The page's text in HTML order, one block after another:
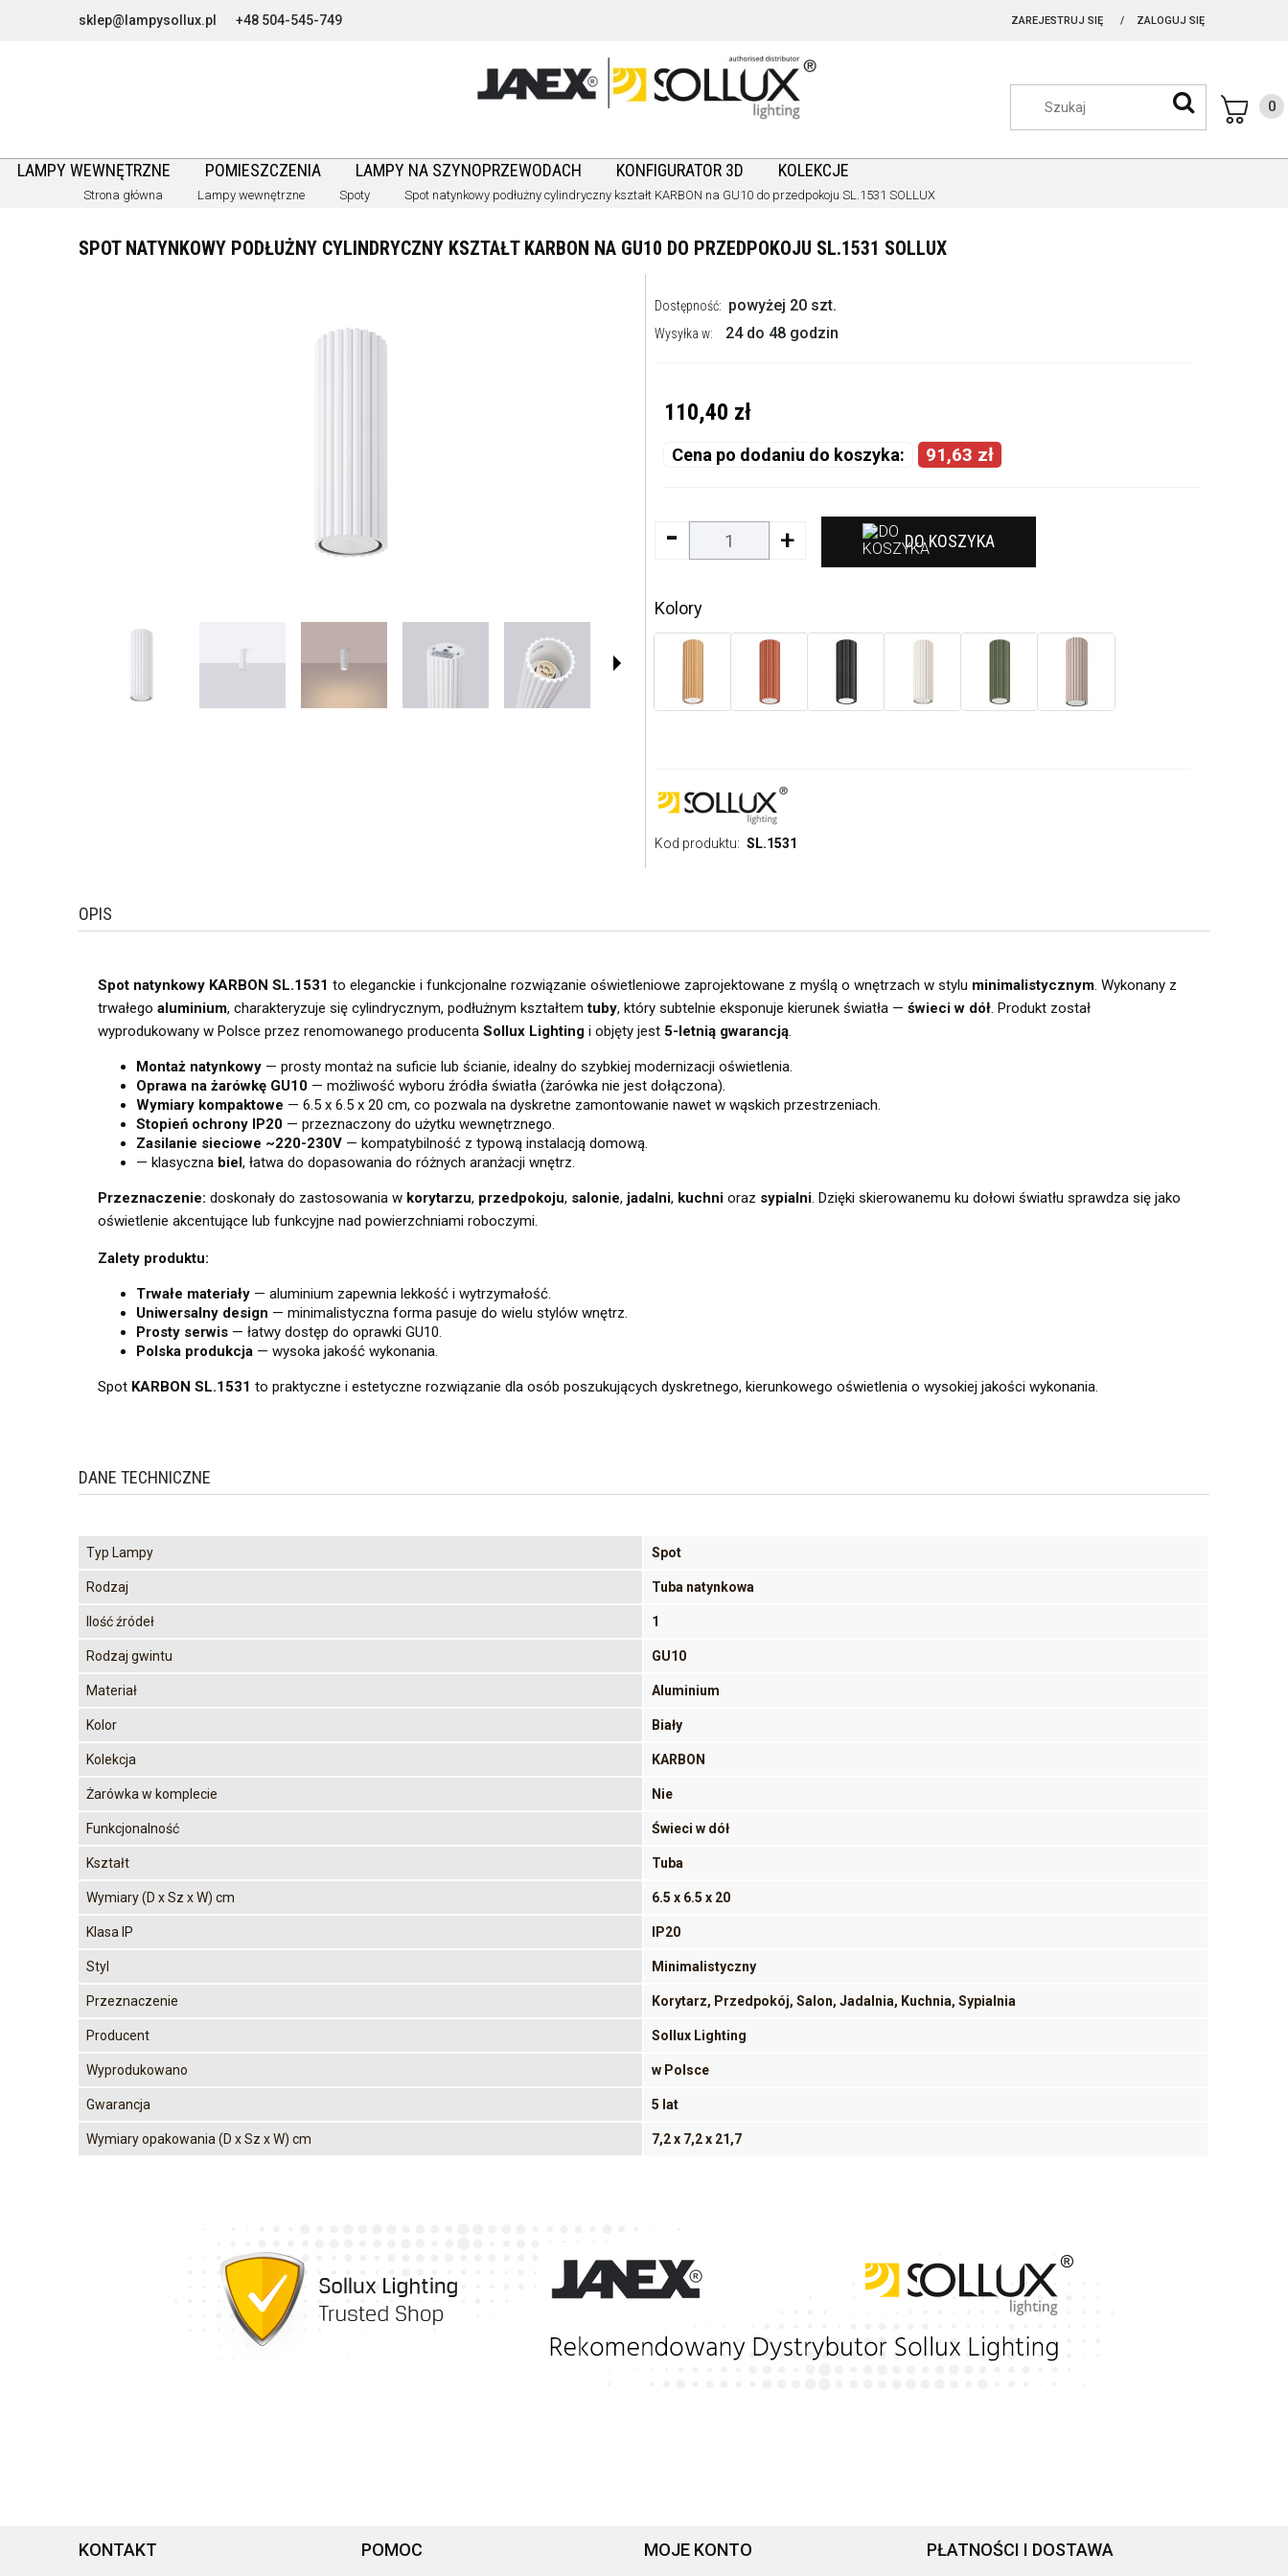
ZAREJESTRUJ SIĘ ZALOGUJ SIĘ
sklep@lampysollux.pl +48 504-545-749
LAMPY WEWNĘTRZNE POMIESZCZENIA LAMPY NA SZYNOPRZEWODACH KONFIGURATOR 3D KOLEKCJE
Strona główna Lampy wewnętrzne Spoty Spot natynkowy podłużny cylindryczny kształt KARBON na GU10 do przedpokoju SL.1531 SOLLUX
SPOT NATYNKOWY PODŁUŻNY CYLINDRYCZNY KSZTAŁT KARBON NA GU10 DO PRZEDPOKOJU SL.1531 SOLLUX
Dostępność: powyżej 20 szt.
Wysyłka w: 24 do 48 godzin
110,40 zł
Cena po dodaniu do koszyka: 91,63 zł
- + DO KOSZYKA
Kolory
Kod produktu: SL.1531
OPIS
Spot natynkowy KARBON SL.1531 to eleganckie i funkcjonalne rozwiązanie oświetleniowe zaprojektowane z myślą o wnętrzach w stylu minimalistycznym. Wykonany z
trwałego aluminium, charakteryzuje się cylindrycznym, podłużnym kształtemtuby, który subtelnie eksponuje kierunek światła — świeci w dół. Produkt został
wyprodukowany w Polsce przez renomowanego producenta Sollux Lighting i objęty jest 5-letnią gwarancją.
Montaż natynkowy — prosty montaż na suficie lub ścianie, idealny do szybkiej modernizacji oświetlenia.
Oprawa na żarówkę GU10 — możliwość wyboru źródła światła (żarówka nie jest dołączona).
Wymiary kompaktowe — 6.5 x 6.5 x 20 cm, co pozwala na dyskretne zamontowanie nawet w wąskich przestrzeniach.
Stopień ochrony IP20 — przeznaczony do użytku wewnętrznego.
Zasilanie sieciowe ~220-230V — kompatybilność z typową instalacją domową.
— klasyczna biel, łatwa do dopasowania do różnych aranżacji wnętrz.
Przeznaczenie: doskonały do zastosowania w korytarzu, przedpokoju, salonie, jadalni, kuchni oraz sypialni. Dzięki skierowanemu ku dołowi światłu sprawdza się jako
oświetlenie akcentujące lub funkcyjne nad powierzchniami roboczymi.
Zalety produktu:
Trwałe materiały — aluminium zapewnia lekkość i wytrzymałość.
Uniwersalny design — minimalistyczna forma pasuje do wielu stylów wnętrz.
Prosty serwis — łatwy dostęp do oprawki GU10.
Polska produkcja — wysoka jakość wykonania.
Spot KARBON SL.1531 to praktyczne i estetyczne rozwiązanie dla osób poszukujących dyskretnego, kierunkowego oświetlenia o wysokiej jakości wykonania.
DANE TECHNICZNE
Typ Lampy Spot
Rodzaj Tuba natynkowa
Ilość źródeł 1
Rodzaj gwintu GU10
Materiał Aluminium
Kolor Biały
Kolekcja KARBON
Żarówka w komplecie Nie
Funkcjonalność Świeci w dół
Kształt Tuba
Wymiary (D x Sz x W) cm 6.5 x 6.5 x 20
Klasa IP IP20
Styl Minimalistyczny
Przeznaczenie Korytarz, Przedpokój, Salon, Jadalnia, Kuchnia, Sypialnia
Producent Sollux Lighting
Wyprodukowano w Polsce
Gwarancja 5 lat
Wymiary opakowania (D x Sz x W) cm 7,2 x 7,2 x 21,7
KONTAKT POMOC MOJE KONTO PŁATNOŚCI I DOSTAWA